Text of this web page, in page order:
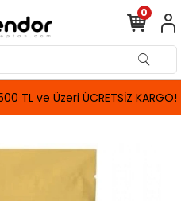
TL ve Üzeri ÜCRETSİZ KARGO!
0